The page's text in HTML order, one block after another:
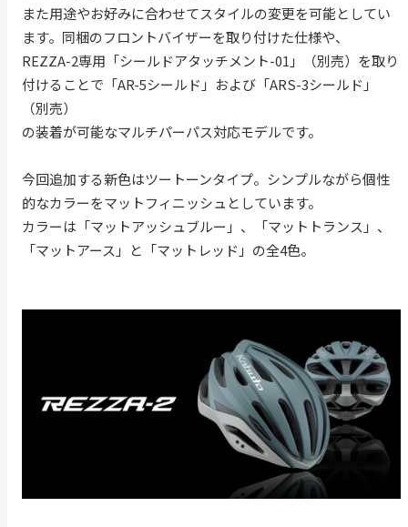
また用途やお好みに合わせてスタイルの変更を可能としてい
ます。同梱のフロントバイザーを取り付けた仕様や、
REZZA-2専用「シールドアタッチメント-01」（別売）を取り
付けることで「AR-5シールド」および「ARS-3シールド」
（別売）
の装着が可能なマルチパーパス対応モデルです。
今回追加する新色はツートーンタイプ。シンプルながら個性
的なカラーをマットフィニッシュとしています。
カラーは「マットアッシュブルー」、「マットトランス」、
「マットアース」と「マットレッド」の全4色。